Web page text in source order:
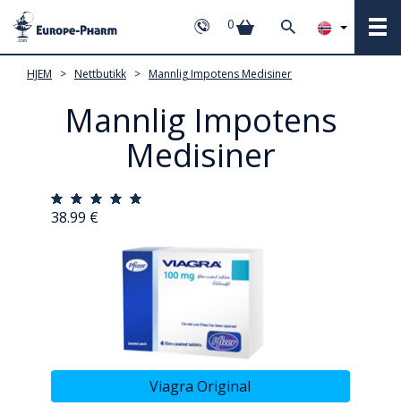
0
HJEM > Nettbutikk > Mannlig Impotens Medisiner
Mannlig Impotens
Medisiner
38.99 €
Viagra Original